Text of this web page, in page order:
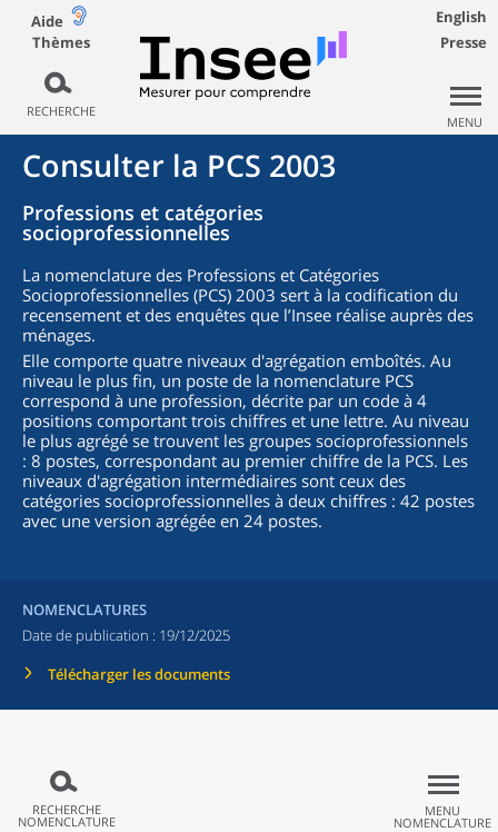
Aide
Thèmes
RECHERCHE
English
Presse
MENU
Consulter la PCS 2003
Professions et catégories
socioprofessionnelles
La nomenclature des Professions et Catégories
Socioprofessionnelles (PCS) 2003 sert à la codification du
recensement et des enquêtes que l’Insee réalise auprès des
ménages.
Elle comporte quatre niveaux d'agrégation emboîtés. Au
niveau le plus fin, un poste de la nomenclature PCS
correspond à une profession, décrite par un code à 4
positions comportant trois chiffres et une lettre. Au niveau
le plus agrégé se trouvent les groupes socioprofessionnels
: 8 postes, correspondant au premier chiffre de la PCS. Les
niveaux d'agrégation intermédiaires sont ceux des
catégories socioprofessionnelles à deux chiffres : 42 postes
avec une version agrégée en 24 postes.
NOMENCLATURES
Date de publication : 19/12/2025
Télécharger les documents
RECHERCHE
NOMENCLATURE
MENU
NOMENCLATURE